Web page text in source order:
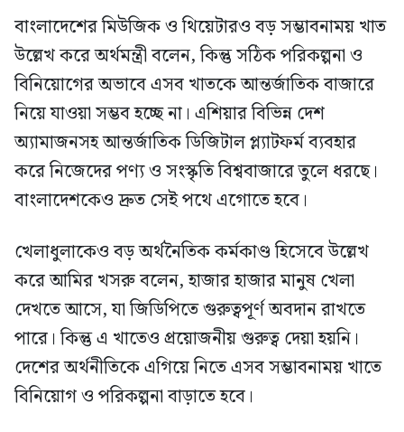
বাংলাদেশের মিউজিক ও থিয়েটারও বড় সম্ভাবনাময় খাত
উল্লেখ করে অর্থমন্ত্রী বলেন, কিন্তু সঠিক পরিকল্পনা ও
বিনিয়োগের অভাবে এসব খাতকে আন্তর্জাতিক বাজারে
নিয়ে যাওয়া সম্ভব হচ্ছে না। এশিয়ার বিভিন্ন দেশ
অ্যামাজনসহ আন্তর্জাতিক ডিজিটাল প্ল্যাটফর্ম ব্যবহার
করে নিজেদের পণ্য ও সংস্কৃতি বিশ্ববাজারে তুলে ধরছে।
বাংলাদেশকেও দ্রুত সেই পথে এগোতে হবে।
খেলাধুলাকেও বড় অর্থনৈতিক কর্মকাণ্ড হিসেবে উল্লেখ
করে আমির খসরু বলেন, হাজার হাজার মানুষ খেলা
দেখতে আসে, যা জিডিপিতে গুরুত্বপূর্ণ অবদান রাখতে
পারে। কিন্তু এ খাতেও প্রয়োজনীয় গুরুত্ব দেয়া হয়নি।
দেশের অর্থনীতিকে এগিয়ে নিতে এসব সম্ভাবনাময় খাতে
বিনিয়োগ ও পরিকল্পনা বাড়াতে হবে।